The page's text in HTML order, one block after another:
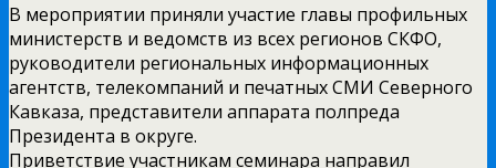
В мероприятии приняли участие главы профильных
министерств и ведомств из всех регионов СКФО,
руководители региональных информационных
агентств, телекомпаний и печатных СМИ Северного
Кавказа, представители аппарата полпреда
Президента в округе.
Приветствие участникам семинара направил